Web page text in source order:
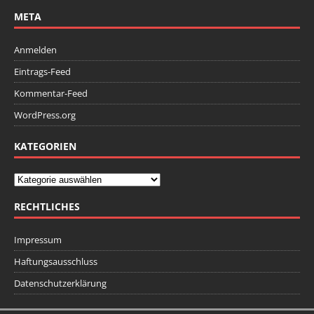
META
Anmelden
Eintrags-Feed
Kommentar-Feed
WordPress.org
KATEGORIEN
RECHTLICHES
Impressum
Haftungsausschluss
Datenschutzerklärung